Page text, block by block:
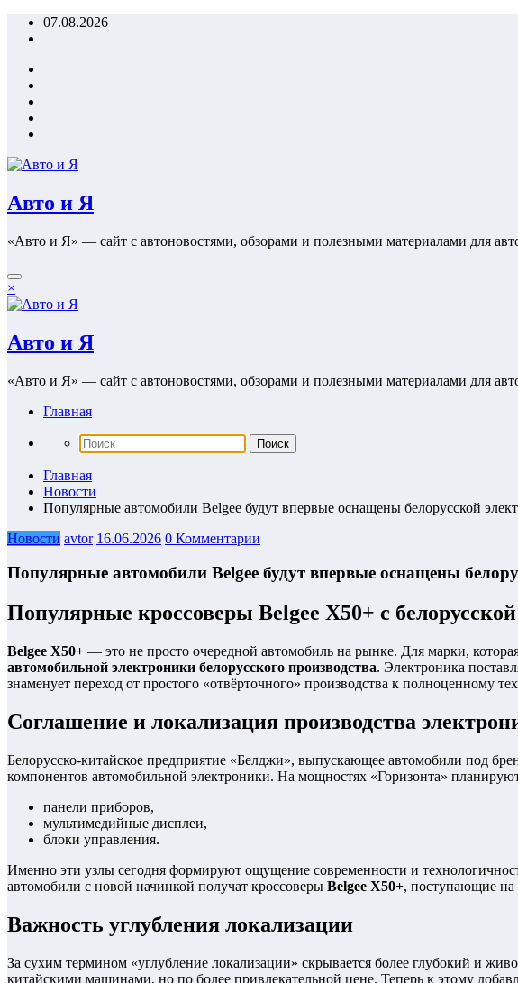
Перейти07.08.2026
Авто и Я
«Авто и Я» — сайт с автоновостями, обзорами и полезными материалами для
×
Авто и Я
«Авто и Я» — сайт с автоновостями, обзорами и полезными материалами для
Главная
Главная
Новости
Популярные автомобили Belgee будут впервые оснащены белорусской
Новости avtor 16.06.2026 0 Комментарии
Популярные автомобили Belgee будут впервые оснащены
Популярные кроссоверы Belgee X50+ с
Belgee X50+ — это не просто очередной автомобиль на рынке. Для марки,
автомобильной электроники белорусского производства. Электроника
знаменует переход от простого «отвёрточного» производства к полноценному
Соглашение и локализация производства
Белорусско-китайское предприятие «Белджи», выпускающее автомобили под
компонентов автомобильной электроники. На мощностях «Горизонта»
панели приборов,
мультимедийные дисплеи,
блоки управления.
Именно эти узлы сегодня формируют ощущение современности и
автомобили с новой начинкой получат кроссоверы Belgee X50+, поступающие на
Важность углубления локализации
За сухим термином «углубление локализации» скрывается более глубокий и
китайскими машинами, но по более привлекательной цене. Теперь к этому